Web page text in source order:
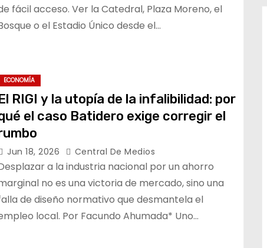
fácil acceso. Ver la Catedral, Plaza Moreno, el
o el Estadio Único desde el…
ECONOMÍA
RIGI y la utopía de la infalibilidad: por
el caso Batidero exige corregir el
Jun 18, 2026 Central De Medios
a la industria nacional por un ahorro
no es una victoria de mercado, sino una
de diseño normativo que desmantela el
local. Por Facundo Ahumada* Uno…